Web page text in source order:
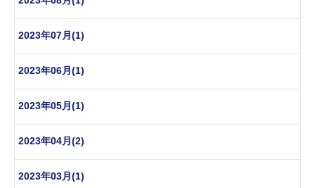
2023年07月(1)
2023年06月(1)
2023年05月(1)
2023年04月(2)
2023年03月(1)